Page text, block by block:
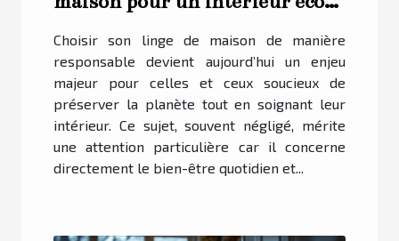
Choisir son linge de maison de manière
responsable devient aujourd’hui un enjeu
majeur pour celles et ceux soucieux de
préserver la planète tout en soignant leur
intérieur. Ce sujet, souvent négligé, mérite
une attention particulière car il concerne
directement le bien-être quotidien et...